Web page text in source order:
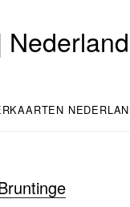
Nederland